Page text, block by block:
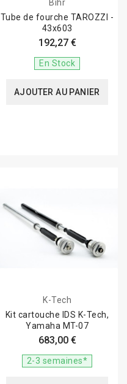
Bihr
Tube de fourche TAROZZI -
43x603
192,27 €
En Stock
AJOUTER AU PANIER
K-Tech
Kit cartouche IDS K-Tech,
Yamaha MT-07
683,00 €
2-3 semaines*